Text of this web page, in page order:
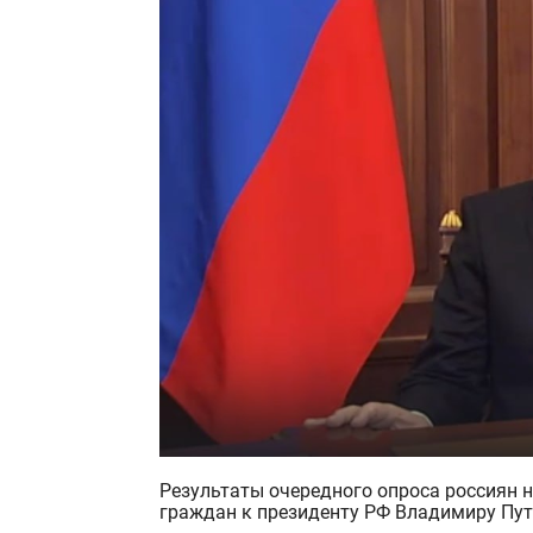
Результаты очередного опроса россиян не выявили существенного изменения в отношении
граждан к президенту РФ Владимиру